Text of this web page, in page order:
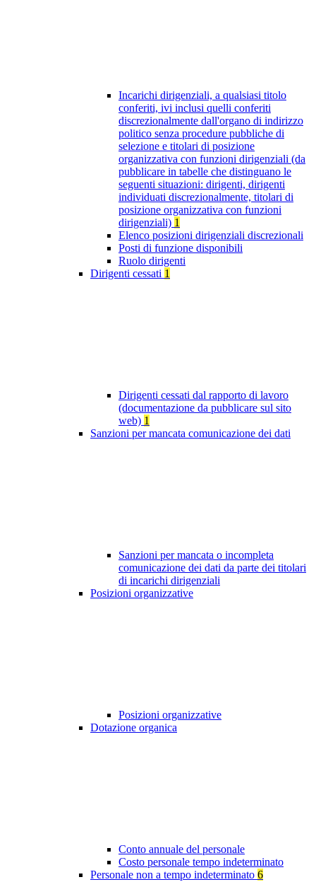
Incarichi dirigenziali, a qualsiasi titolo
conferiti, ivi inclusi quelli conferiti
discrezionalmente dall'organo di indirizzo
politico senza procedure pubbliche di
selezione e titolari di posizione
organizzativa con funzioni dirigenziali (da
pubblicare in tabelle che distinguano le
seguenti situazioni: dirigenti, dirigenti
individuati discrezionalmente, titolari di
posizione organizzativa con funzioni
dirigenziali) 1
Elenco posizioni dirigenziali discrezionali
Posti di funzione disponibili
Ruolo dirigenti
Dirigenti cessati 1
Dirigenti cessati dal rapporto di lavoro
(documentazione da pubblicare sul sito
web) 1
Sanzioni per mancata comunicazione dei dati
Sanzioni per mancata o incompleta
comunicazione dei dati da parte dei titolari
di incarichi dirigenziali
Posizioni organizzative
Posizioni organizzative
Dotazione organica
Conto annuale del personale
Costo personale tempo indeterminato
Personale non a tempo indeterminato 6